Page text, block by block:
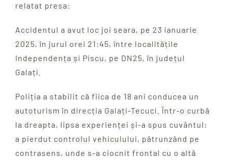
relatat presa:
Accidentul a avut loc joi seara, pe 23 ianuarie
2025, în jurul orei 21:45, între localitățile
Independența și Piscu, pe DN25, în județul
Galați.
Poliția a stabilit că fiica de 18 ani conducea un
autoturism în direcția Galați-Tecuci. Într-o curbă
la dreapta, lipsa experienței și-a spus cuvântul:
a pierdut controlul vehiculului, pătrunzând pe
contrasens, unde s-a ciocnit frontal cu o altă